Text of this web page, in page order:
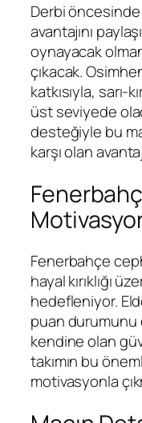
Derbi
avantajını
oynayacak
çıkacak.
katkısıyla, sarı-
üst seviyede
desteğiyle bu
karşı olan
Fenerbahçe
hayal kırıklığı
hedefleniyor.
puan durumunu
kendine olan
takımın bu
motivasyonla